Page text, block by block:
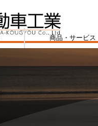
商品・サービス